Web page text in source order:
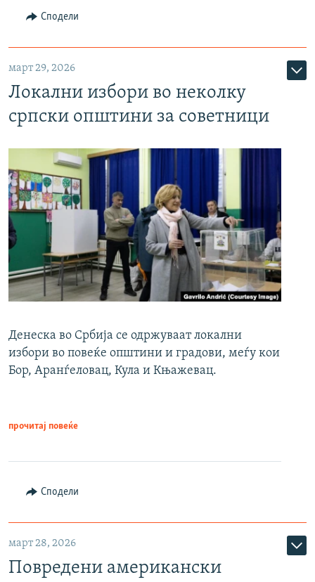
Сподели
март 29, 2026
Локални избори во неколку
српски општини за советници
Денеска во Србија се одржуваат локални
избори во повеќе општини и градови, меѓу кои
Бор, Аранѓеловац, Кула и Књажевац.
прочитај повеќе
Сподели
март 28, 2026
Повредени американски